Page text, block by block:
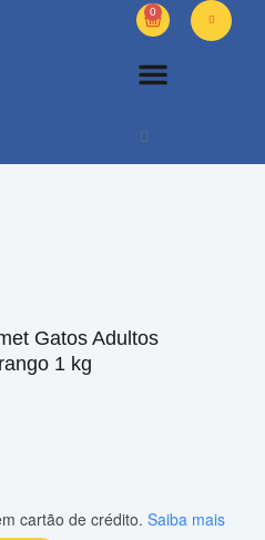
0
Gatos Adultos
1 kg
cartão de crédito. Saiba mais